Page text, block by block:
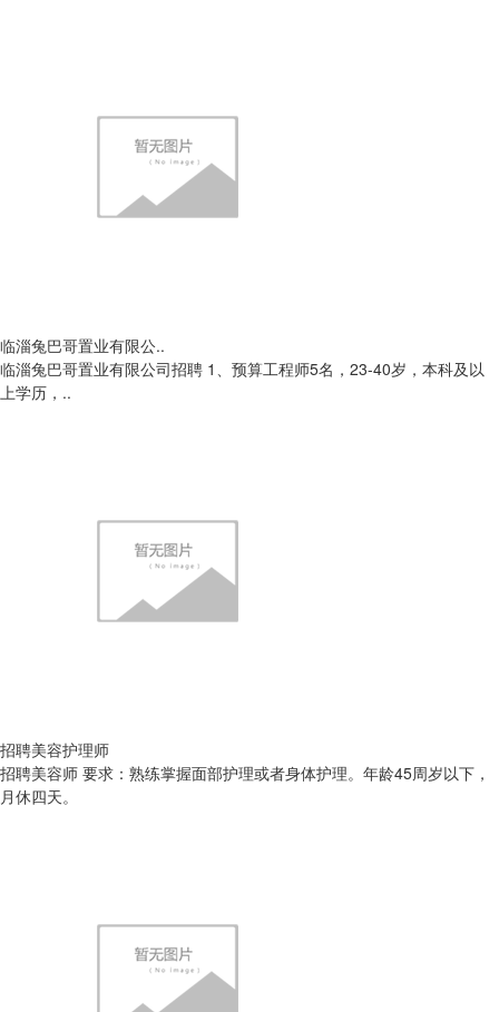
临淄兔巴哥置业有限公..
临淄兔巴哥置业有限公司招聘 1、预算工程师5名，23-40岁，本科及以
上学历，..
招聘美容护理师
招聘美容师 要求：熟练掌握面部护理或者身体护理。年龄45周岁以下，
月休四天。